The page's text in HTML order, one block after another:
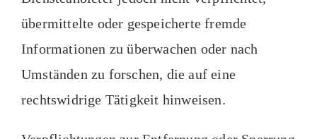
übermittelte oder gespeicherte fremde
Informationen zu überwachen oder nach
Umständen zu forschen, die auf eine
rechtswidrige Tätigkeit hinweisen.